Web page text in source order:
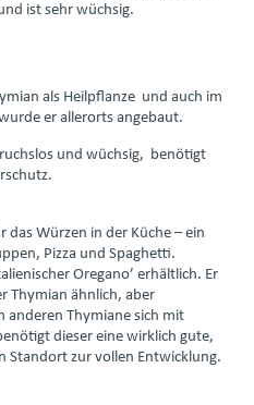
ist sehr wüchsig.
als Heilpflanze und auch im
er allerorts angebaut.
und wüchsig, benötigt
das Würzen in der Küche – ein
Pizza und Spaghetti.
Oregano’ erhältlich. Er
Thymian ähnlich, aber
anderen Thymiane sich mit
dieser eine wirklich gute,
Standort zur vollen Entwicklung.